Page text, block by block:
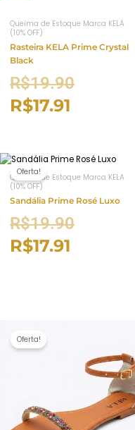
Queima de Estoque Marca KELA
(10% OFF)
Rasteira KELA Prime Crystal
Black
R$19.90
R$17.91
Oferta!
Queima de Estoque Marca KELA
(10% OFF)
Sandália Prime Rosé Luxo
R$19.90
R$17.91
Oferta!